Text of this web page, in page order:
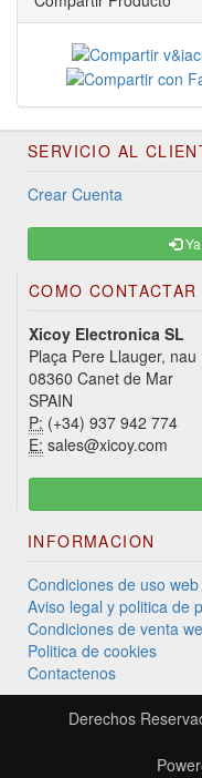
SERVICIO AL
Crear Cuenta
Ya
COMO CONTACTAR
Xicoy Electronica SL
Plaça Pere Llauger, nau
08360 Canet de Mar
SPAIN
P: (+34) 937 942 774
E: sales@xicoy.com
INFORMACION
Condiciones de uso web
Aviso legal y politica de
Condiciones de venta
Politica de cookies
Contactenos
Derechos